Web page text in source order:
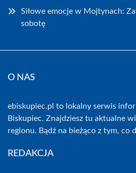
Siłowe emocje w Mojtynach:
sobotę
O NAS
ebiskupiec.pl to lokalny serwis
Biskupiec. Znajdziesz tu aktualne
regionu. Bądź na bieżąco z tym, co
REDAKCJA